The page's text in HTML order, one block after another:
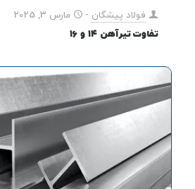
فولاد پیشگان -
مارس 3, 2025
تفاوت تیرآهن ۱۴ و ۱۶